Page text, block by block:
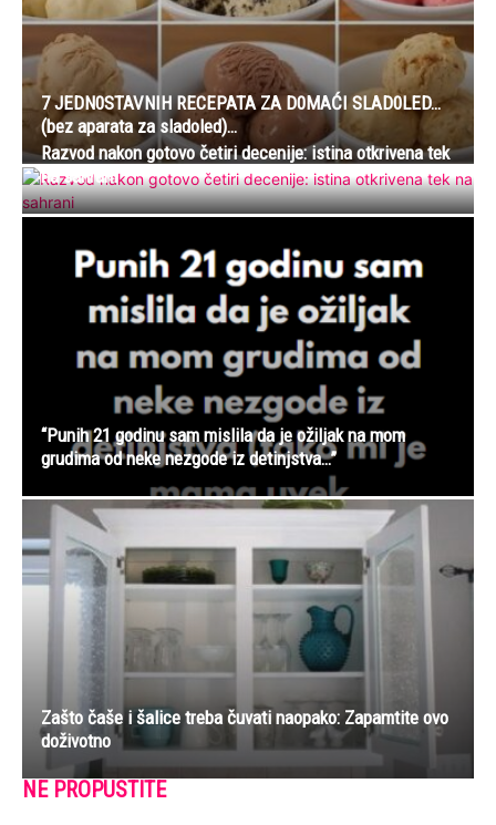
7 JEDN0STAVNIH RECEPATA ZA D0MAĆI SLAD0LED…
(bez aparata za sladoled)…
Razvod nakon gotovo četiri decenije: istina otkrivena tek
na sahrani
“Punih 21 godinu sam mislila da je ožiljak na mom
grudima od neke nezgode iz detinjstva…”
Zašto čaše i šalice treba čuvati naopako: Zapamtite ovo
doživotno
NE PROPUSTITE